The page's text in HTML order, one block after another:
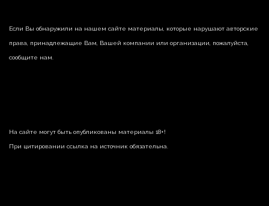
Если Вы обнаружили на нашем сайте материалы, которые нарушают авторские
права, принадлежащие Вам, Вашей компании или организации, пожалуйста,
сообщите нам.
На сайте могут быть опубликованы материалы 18+!
При цитировании ссылка на источник обязательна.